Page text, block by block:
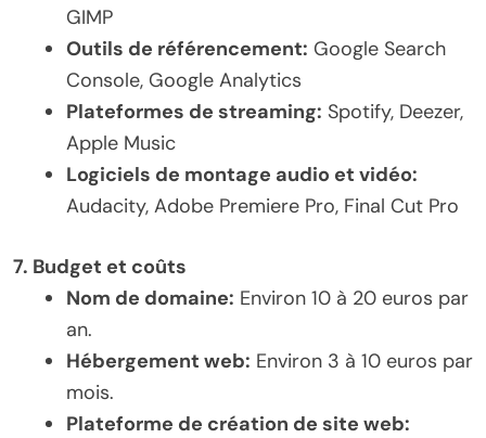
GIMP
Outils de référencement: Google Search
Console, Google Analytics
Plateformes de streaming: Spotify, Deezer,
Apple Music
Logiciels de montage audio et vidéo:
Audacity, Adobe Premiere Pro, Final Cut Pro
7. Budget et coûts
Nom de domaine: Environ 10 à 20 euros par
an.
Hébergement web: Environ 3 à 10 euros par
mois.
Plateforme de création de site web: